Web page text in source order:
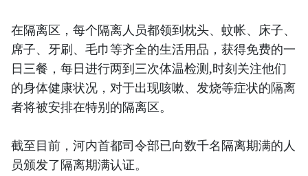
在隔离区，每个隔离人员都领到枕头、蚊帐、床子、
席子、牙刷、毛巾等齐全的生活用品，获得免费的一
日三餐，每日进行两到三次体温检测,时刻关注他们
的身体健康状况，对于出现咳嗽、发烧等症状的隔离
者将被安排在特别的隔离区。
截至目前，河内首都司令部已向数千名隔离期满的人
员颁发了隔离期满认证。